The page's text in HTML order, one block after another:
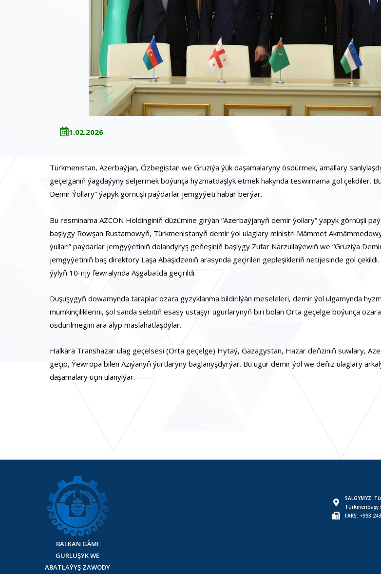
11.02.2026
Türkmenistan, Azerbaýjan, Özbegistan we Gruziýa ýük daşamalaryny ösdürmek, amallary
geçelgäniň ýagdaýyny seljermek boýunça hyzmatdaşlyk etmek hakynda teswirnama gol çekdiler.
Demir Ýollary” ýapyk görnüşli paýdarlar jemgyýeti habar berýär.
Bu resminama AZCON Holdinginiň düzümine girýän “Azerbaýjanyň demir ýollary” ýapyk görnüşli
başlygy Rowşan Rustamowyň, Türkmenistanyň demir ýol ulaglary ministri Mämmet
ýullari” paýdarlar jemgyýetiniň dolandyryş geňeşiniň başlygy Zufar Narzullaýewiň we “Gruziýa
jemgyýetiniň baş direktory Laşa Abaşidzeniň arasynda geçirilen gepleşikleriň netijesinde gol
ýylyň 10-njy fewralynda Aşgabatda geçirildi.
Duşuşygyň dowamynda taraplar özara gyzyklanma bildirilýän meseleleri, demir ýol ulgamynda
mümkinçiliklerini, şol sanda sebitiň esasy üstaşyr ugurlarynyň biri bolan Orta geçelge boýunça
ösdürilmegini ara alyp maslahatlaşdylar.
Halkara Transhazar ulag geçelsesi (Orta geçelge) Hytaý, Gazagystan, Hazar deňziniň suwlary,
geçip, Ýewropa bilen Aziýanyň ýurtlaryny baglanyşdyrýar. Bu ugur demir ýol we deňiz ulaglary
daşamalary üçin ulanylýar.
BALKAN GÄMI
GURLUŞYK WE
ABATLAÝYŞ ZAWODY
SALGYMYZ:
Türkmenbaşy
FAKS: +993